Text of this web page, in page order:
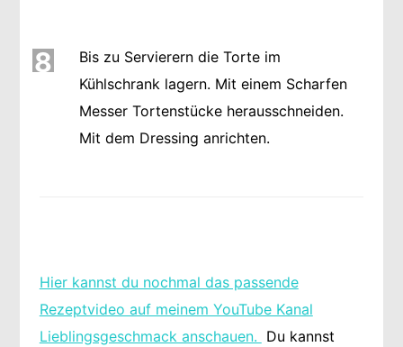
8
Bis zu Servierern die Torte im
Kühlschrank lagern. Mit einem Scharfen
Messer Tortenstücke herausschneiden.
Mit dem Dressing anrichten.
Hier kannst du nochmal das passende
Rezeptvideo auf meinem YouTube Kanal
Lieblingsgeschmack anschauen. Du kannst